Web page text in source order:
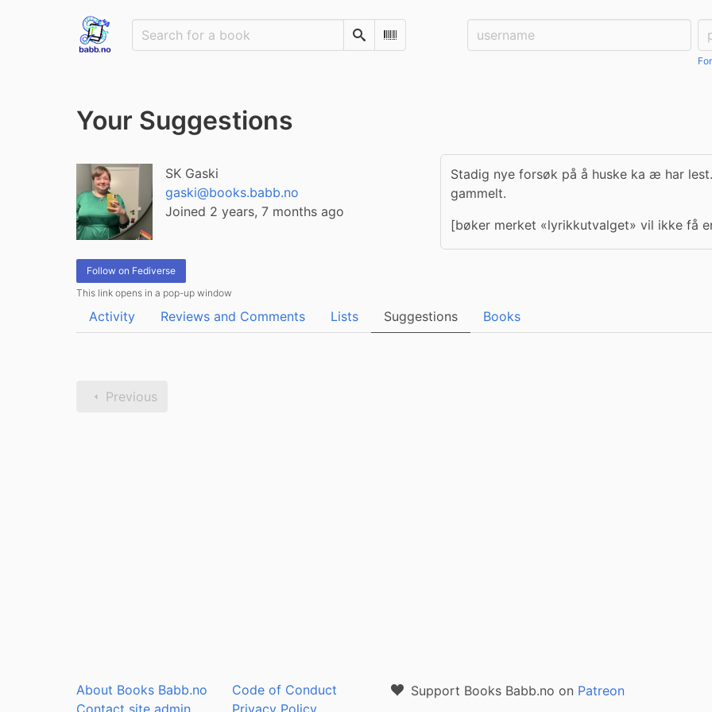
SearchScan Barcode
Username:
Your Suggestions
SK Gaski
gaski@books.babb.no
Joined 2 years, 7 months ago
Stadig nye forsøk på å huske ka æ har
gammelt.
[bøker merket «lyrikkutvalget» vil ikke få
Follow on Fediverse
This link opens in a pop-up window
Activity Reviews and Comments Lists Suggestions Books
Previous
About Books Babb.no
Contact site admin
Code of Conduct
Privacy Policy
Support Books Babb.no on Patreon